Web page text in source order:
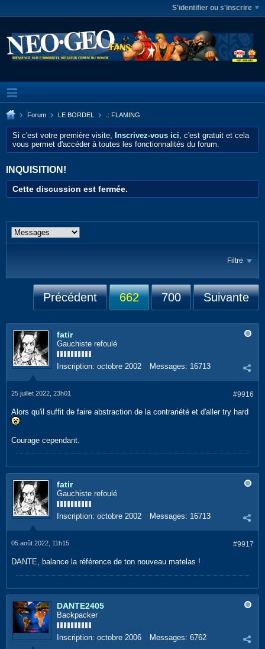
S'identifier ou s'inscrire
Forum LE BORDEL .: FLAMING
Si c'est votre première visite, Inscrivez-vous ici, c'est gratuit et cela
vous permet d'accéder à toutes les fonctionnalités du forum.
INQUISITION!
Cette discussion est fermée.
Filtre
Précédent 662 700 Suivante
fatir
Gauchiste refoulé
Inscription: octobre 2002 Messages: 16713
#9916
25 juillet 2022, 23h01
Alors qu'il suffit de faire abstraction de la contrariété et d'aller try hard
Courage cependant.
fatir
Gauchiste refoulé
Inscription: octobre 2002 Messages: 16713
#9917
05 août 2022, 11h15
DANTE, balance la référence de ton nouveau matelas !
DANTE2405
Backpacker
Inscription: octobre 2006 Messages: 6762